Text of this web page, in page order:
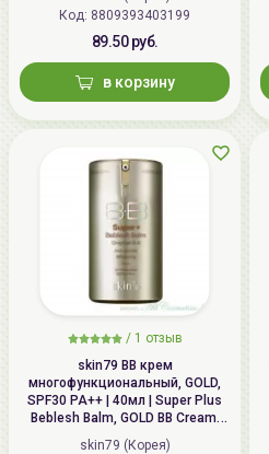
PA+++
Код: 8809393403199
89.50 руб.
в корзину
/ 1 отзыв
skin79 ВВ крем
многофункциональный, GOLD,
SPF30 PA++ | 40мл | Super Plus
Beblesh Balm, GOLD BB Cream,
SPF30 PA++
skin79 (Корея)